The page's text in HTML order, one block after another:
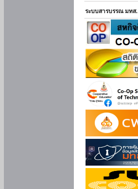
ระบบสารบรรณ มทส.